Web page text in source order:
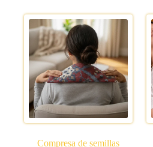
Compresa de semillas